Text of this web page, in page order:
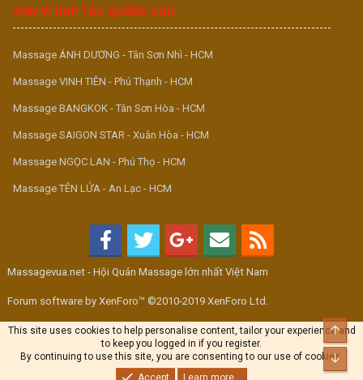
ĐƠN VỊ HỢP TÁC QUẢNG CÁO
Massage ÁNH DƯƠNG - Tân Sơn Nhì - HCM
Massage VINH TIÊN - Phú Thạnh - HCM
Massage BANGKOK - Tân Sơn Hòa - HCM
Massage SAIGON STAR - Xuân Hòa - HCM
Massage NGỌC LAN - Phú Thọ - HCM
Massage TÊN LỬA - An Lạc - HCM
Massagevua.net - Hội Quán Massage lớn nhất Việt Nam
Forum software by XenForo™ ©2010-2019 XenForo Ltd.
This site uses cookies to help personalise content, tailor your experience and
to keep you logged in if you register.
By continuing to use this site, you are consenting to our use of cookies.
Accept
Learn more...
Top